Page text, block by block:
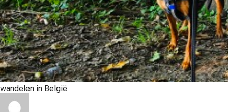
wandelen in België